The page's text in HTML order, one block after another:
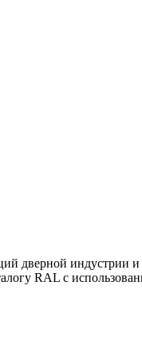
дверной индустрии
RAL с